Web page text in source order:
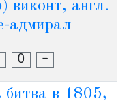
англ.
адмирал
О -
битва в 1805,